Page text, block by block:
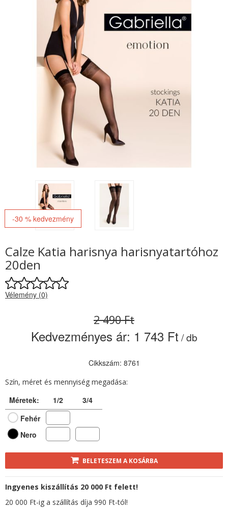
-30 % kedvezmény
Calze Katia harisnya harisnyatartóhoz
20den
Vélemény (0)
2 490 Ft
Kedvezményes ár: 1 743 Ft / db
Cikkszám: 8761
Szín, méret és mennyiség megadása:
Méretek: 1/2
3/4
Fehér
Nero
BELETESZEM A KOSÁRBA
Ingyenes kiszállítás 20 000 Ft felett!
20 000 Ft-ig a szállítás díja 990 Ft-tól!